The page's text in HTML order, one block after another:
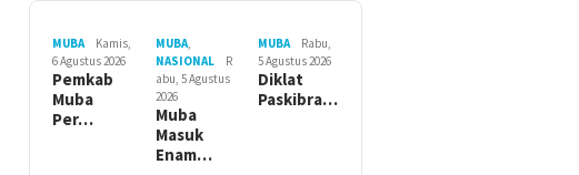
MUBA
Kamis,
6 Agustus 2026
Pemkab
Muba
Per…
MUBA,
NASIONAL
R
abu, 5 Agustus
2026
Muba
Masuk
Enam…
MUBA
Rabu,
5 Agustus 2026
Diklat
Paskibra…